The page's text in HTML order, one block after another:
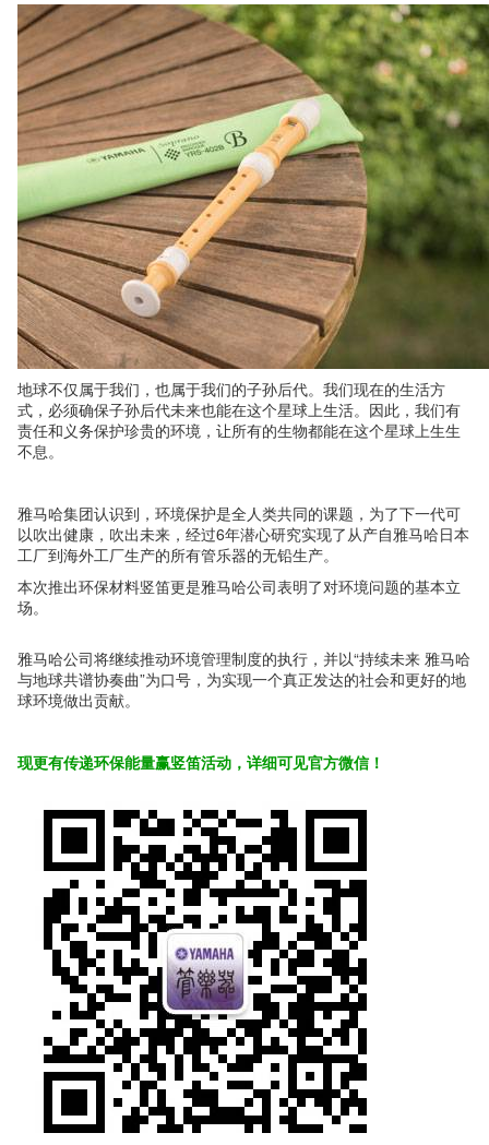
地球不仅属于我们，也属于我们的子孙后代。我们现在的生活方
式，必须确保子孙后代未来也能在这个星球上生活。因此，我们有
责任和义务保护珍贵的环境，让所有的生物都能在这个星球上生生
不息。
雅马哈集团认识到，环境保护是全人类共同的课题，为了下一代可
以吹出健康，吹出未来，经过6年潜心研究实现了从产自雅马哈日本
工厂到海外工厂生产的所有管乐器的无铅生产。
本次推出环保材料竖笛更是雅马哈公司表明了对环境问题的基本立
场。
雅马哈公司将继续推动环境管理制度的执行，并以“持续未来 雅马哈
与地球共谱协奏曲”为口号，为实现一个真正发达的社会和更好的地
球环境做出贡献。
现更有传递环保能量赢竖笛活动，详细可见官方微信！